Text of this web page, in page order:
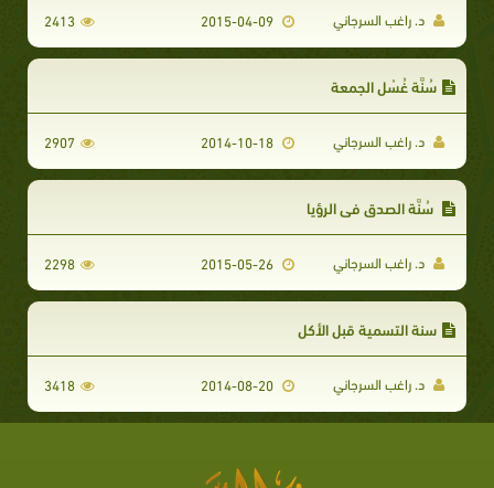
د. راغب السرجاني 2015-04-09
2413
سُنَّة غُسْل الجمعة
د. راغب السرجاني 2014-10-18
2907
سُنَّة الصدق في الرؤيا
د. راغب السرجاني 2015-05-26
2298
سنة التسمية قبل الأكل
د. راغب السرجاني 2014-08-20
3418